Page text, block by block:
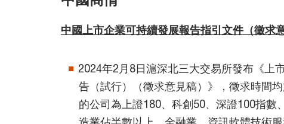
中國上市企業可持續發展報告指引文件（徵求
2024年2月8日滬深北三大交易所發布《上
告（試行）（徵求意見稿）》，徵求時間
的公司為上證180、科創50、深證100指數